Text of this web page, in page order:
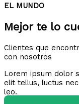
EL MUNDO
Mejor te lo
Clientes que
con nosotros
Lorem ipsum dolor
elit tellus, luctus
leo.